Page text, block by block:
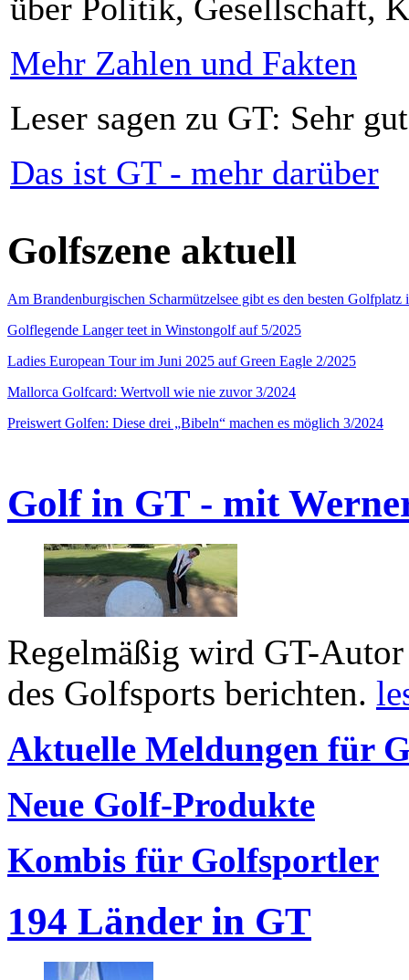
über Politik, Gesellschaft,
Mehr Zahlen und Fakten
Leser sagen zu GT: Sehr
Das ist GT - mehr darüber
Golfszene aktuell
Am Brandenburgischen Scharmützelsee gibt es den besten
Golflegende Langer teet in Winstongolf auf 5/2025
Ladies European Tour im Juni 2025 auf Green Eagle 2/2025
Mallorca Golfcard: Wertvoll wie nie zuvor 3/2024
Preiswert Golfen: Diese drei „Bibeln“ machen es möglich 3/2024
Golf in GT - mit
Regelmäßig wird GT-
des Golfsports berichten.
Aktuelle Meldungen für
Neue Golf-Produkte
Kombis für Golfsportler
194 Länder in GT